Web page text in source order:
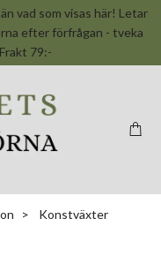
vad som visas här! Letar
efter förfrågan - tveka
79:-
Konstväxter